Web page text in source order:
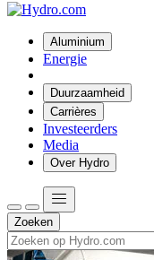
Aluminium
Energie
Duurzaamheid
Carrières
Investeerders
Media
Over Hydro
Zoeken